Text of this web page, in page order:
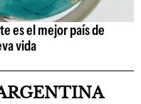
es el mejor país de
vida